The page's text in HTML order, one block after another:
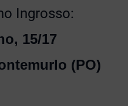
Ingrosso:
15/17
(PO)